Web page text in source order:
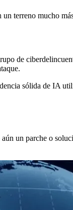
un terreno mucho
de
sólida de IA
un parche o